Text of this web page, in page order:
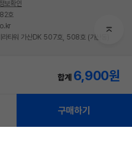
합계 6,900원
구매하기
보확인
호
라타워 가산DK 507호, 508호 (가산동)